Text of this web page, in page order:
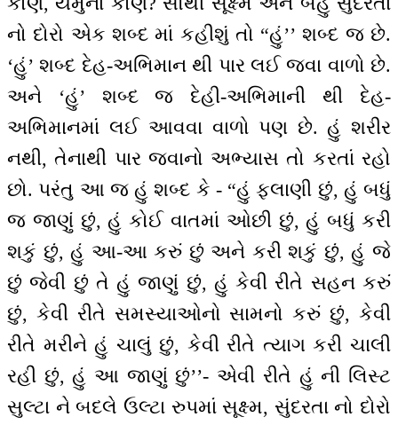
નો દોરો એક શબ્દ માં કહીશું તો “હું’’ શબ્દ જ છે.
‘હું’ શબ્દ દેહ-અભિમાન થી પાર લઈ જવા વાળો છે.
અને ‘હું’ શબ્દ જ દેહી-અભિમાની થી દેહ-
અભિમાનમાં લઈ આવવા વાળો પણ છે. હું શરીર
નથી, તેનાથી પાર જવાનો અભ્યાસ તો કરતાં રહો
છો. પરંતુ આ જ હું શબ્દ કે - “હું ફલાણી છું, હું બધું
જ જાણું છું, હું કોઈ વાતમાં ઓછી છું, હું બધું કરી
શકું છું, હું આ-આ કરું છું અને કરી શકું છું, હું જે
છું જેવી છું તે હું જાણું છું, હું કેવી રીતે સહન કરું
છું, કેવી રીતે સમસ્યાઓનો સામનો કરું છું, કેવી
રીતે મરીને હું ચાલું છું, કેવી રીતે ત્યાગ કરી ચાલી
રહી છું, હું આ જાણું છું’’- એવી રીતે હું ની લિસ્ટ
સુલ્ટા ને બદલે ઉલ્ટા રુપમાં સૂક્ષ્મ, સુંદરતા નો દોરો